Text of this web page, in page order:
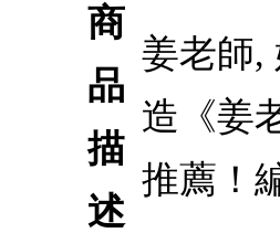
商
品
描
述
姜老師,
造《姜
推薦！